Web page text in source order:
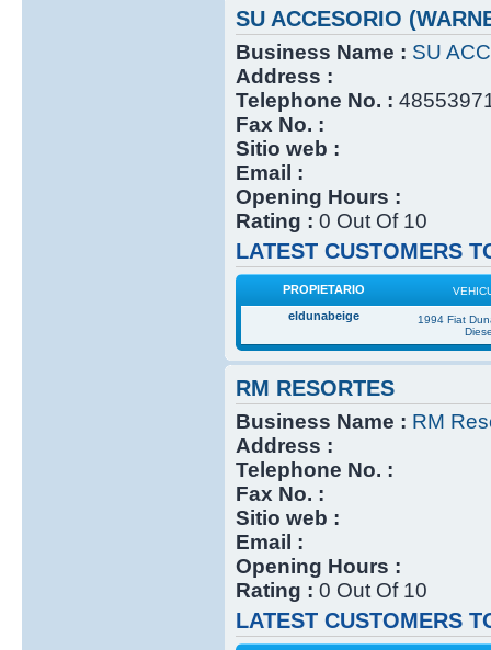
SU ACCESORIO
Business Name : SU
Address :
Telephone No. :
Fax No. :
Sitio web :
Email :
Opening Hours :
Rating : 0 Out Of 10
LATEST CUSTOMERS
PROPIETARIO
eldunabeige
1994 Fiat
RM RESORTES
Business Name : RM
Address :
Telephone No. :
Fax No. :
Sitio web :
Email :
Opening Hours :
Rating : 0 Out Of 10
LATEST CUSTOMERS